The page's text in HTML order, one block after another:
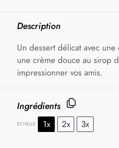
Description
Un dessert délicat avec
une crème douce au sirop
impressionner vos amis.
Ingrédients
ÉCHELLE 1x 2x 3x